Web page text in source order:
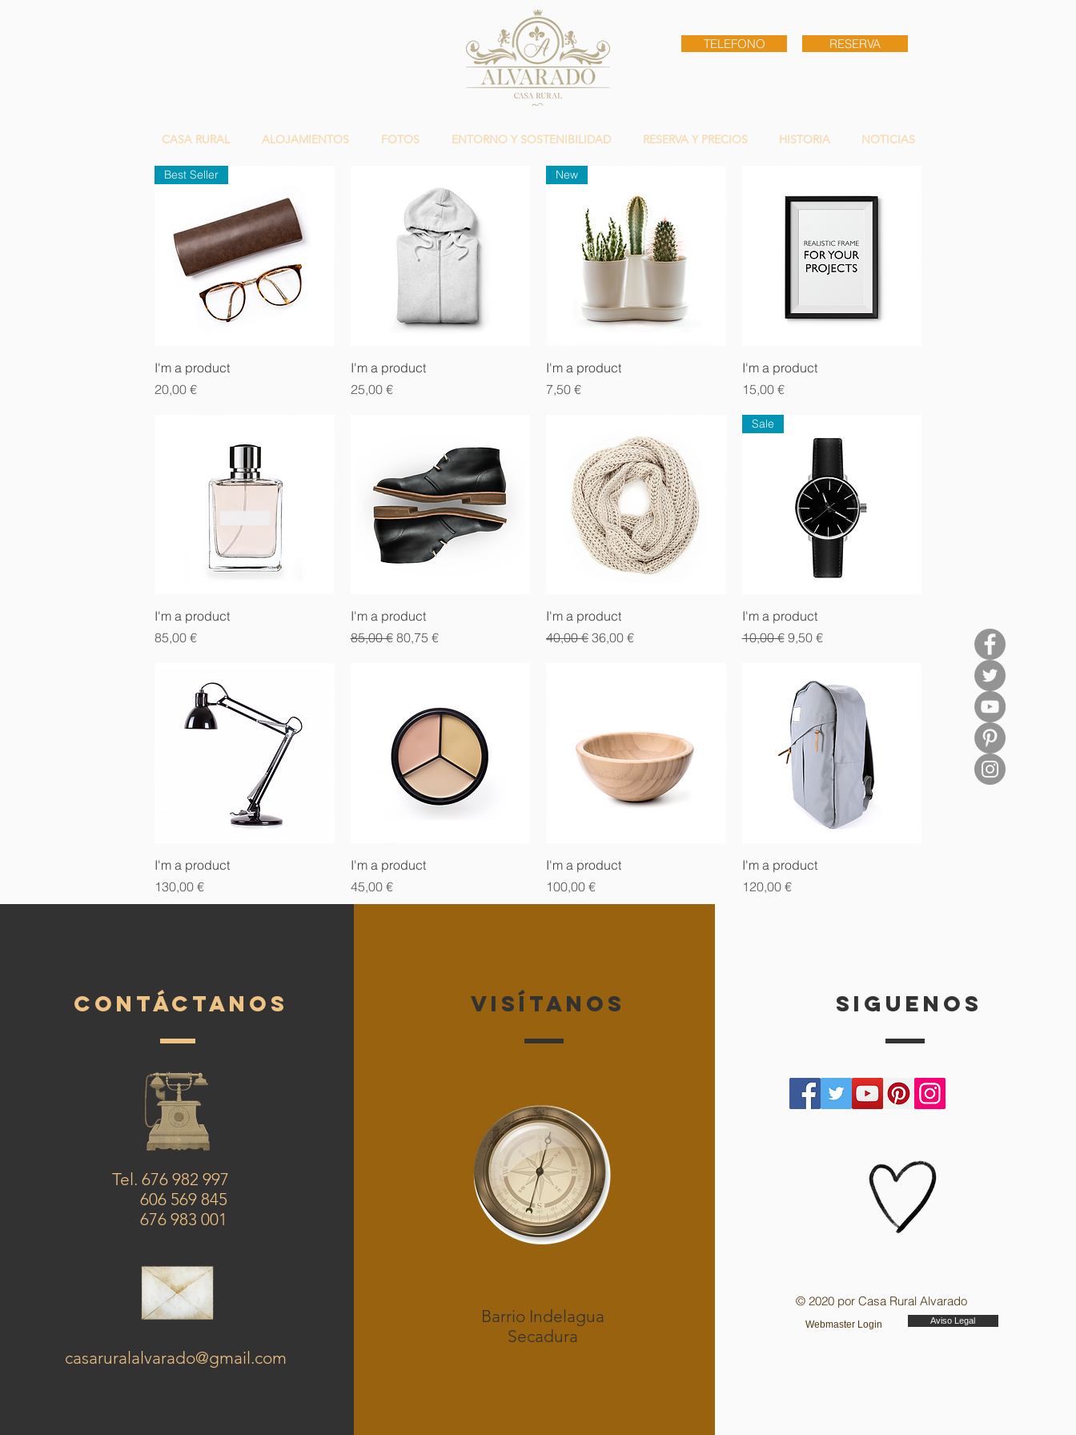
RESERVA
TELEFONO
CASA RURAL ALOJAMIENTOS FOTOS ENTORNO Y SOSTENIBILIDAD RESERVA Y PRECIOS HISTORIA NOTICIAS
Vista rápida
Best Seller
I'm a product
Precio
20,00 €
Vista rápida
I'm a product
Precio
25,00 €
Vista rápida
New
I'm a product
Precio
7,50 €
Vista rápida
I'm a product
Precio
15,00 €
Vista rápida
I'm a product
Precio
85,00 €
Vista rápida
I'm a product
Precio
85,00 € Precio de oferta
80,75 €
Vista rápida
I'm a product
Precio
40,00 € Precio de oferta
36,00 €
Vista rápida
Sale
I'm a product
Precio
10,00 € Precio de oferta
9,50 €
Vista rápida
I'm a product
Precio
130,00 €
Vista rápida
I'm a product
Precio
45,00 €
Vista rápida
I'm a product
Precio
100,00 €
Vista rápida
I'm a product
Precio
120,00 €
contáctanos
Tel. 676 982 997
606 569 845
676 983 001
casaruralalvarado@gmail.com
visítanos
Barrio Indelagua
Secadura
siguenos
© 2020 por Casa Rural Alvarado
Webmaster Login Aviso Legal